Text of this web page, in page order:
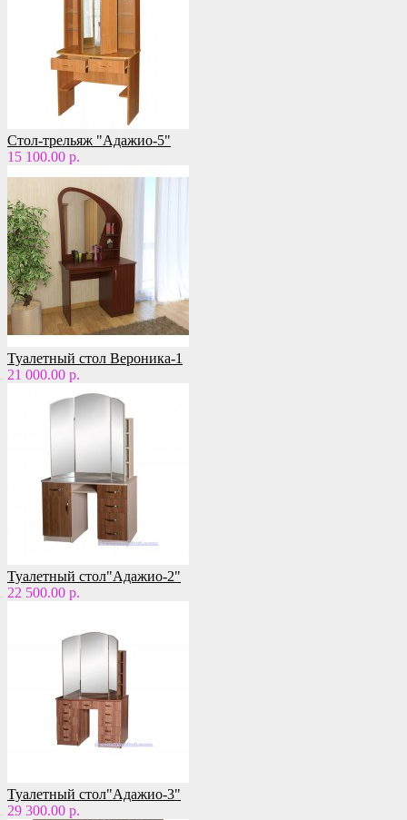
Стол-трельяж "Адажио-5"
15 100.00 р.
Туалетный стол Вероника-1
21 000.00 р.
Туалетный стол"Адажио-2"
22 500.00 р.
Туалетный стол"Адажио-3"
29 300.00 р.